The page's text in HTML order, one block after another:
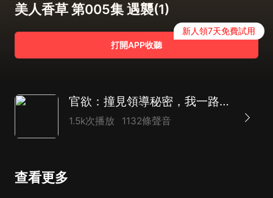
美人香草 第005集 遇襲(1)
打開APP收聽
新人領7天免費試用
官欲：撞見領導秘密，我一路高升|官場權謀|多人劇
1.5k次播放 1132條聲音
查看更多